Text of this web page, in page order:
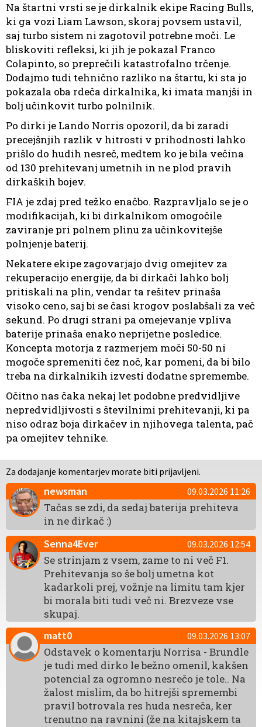
Na štartni vrsti se je dirkalnik ekipe Racing Bulls,
ki ga vozi Liam Lawson, skoraj povsem ustavil,
saj turbo sistem ni zagotovil potrebne moči. Le
bliskoviti refleksi, ki jih je pokazal Franco
Colapinto, so preprečili katastrofalno trčenje.
Dodajmo tudi tehnično razliko na štartu, ki sta jo
pokazala oba rdeča dirkalnika, ki imata manjši in
bolj učinkovit turbo polnilnik.
Po dirki je Lando Norris opozoril, da bi zaradi
precejšnjih razlik v hitrosti v prihodnosti lahko
prišlo do hudih nesreč, medtem ko je bila večina
od 130 prehitevanj umetnih in ne plod pravih
dirkaških bojev.
FIA je zdaj pred težko enačbo. Razpravljalo se je o
modifikacijah, ki bi dirkalnikom omogočile
zaviranje pri polnem plinu za učinkovitejše
polnjenje baterij.
Nekatere ekipe zagovarjajo dvig omejitev za
rekuperacijo energije, da bi dirkači lahko bolj
pritiskali na plin, vendar ta rešitev prinaša
visoko ceno, saj bi se časi krogov poslabšali za več
sekund. Po drugi strani pa omejevanje vpliva
baterije prinaša enako neprijetne posledice.
Koncepta motorja z razmerjem moči 50-50 ni
mogoče spremeniti čez noč, kar pomeni, da bi bilo
treba na dirkalnikih izvesti dodatne spremembe.
Očitno nas čaka nekaj let podobne predvidljive
nepredvidljivosti s številnimi prehitevanji, ki pa
niso odraz boja dirkačev in njihovega talenta, pač
pa omejitev tehnike.
Za dodajanje komentarjev morate biti prijavljeni.
newsman 09.03.2026 11:26
Tačas se zdi, da sedaj baterija prehiteva
in ne dirkač :)
Senna4Ever
09.03.2026 12:54
Se strinjam z vsem, zame to ni več F1.
Prehitevanja so še bolj umetna kot
kadarkoli prej, vožnje na limitu tam kjer
bi morala biti tudi več ni. Brezveze vse
skupaj.
matt0
09.03.2026 13:07
Odstavek o komentarju Norrisa - Brundle
je tudi med dirko le bežno omenil, kakšen
potencial za ogromno nesrečo je tole.. Na
žalost mislim, da bo hitrejši spremembi
pravil botrovala res huda nesreča, ker
trenutno na ravnini (že na kitajskem ta